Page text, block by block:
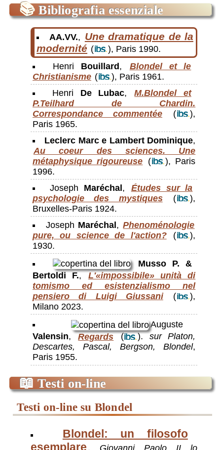
📚Bibliografia essenziale
AA.VV., Une dramatique de la
modernité (
), Paris 1990.
Henri Bouillard,
Blondel et le
Christianisme (
), Paris 1961.
Henri De Lubac, M.Blondel et
P.Teilhard de Chardin.
Correspondance commentée (
),
Paris 1965.
Leclerc Marc e Lambert Dominique,
Au coeur des sciences. Une
métaphysique rigoureuse (
), Paris
1996.
Joseph Maréchal,
Études sur la
psychologie des mystiques (
),
Bruxelles-Paris 1924.
Joseph Maréchal, Phenoménologie
pure, ou science de l'action? (
),
1930.
Musso P. &
Bertoldi F., L'«impossibile» unità di
tomismo ed esistenzialismo nel
pensiero di Luigi Giussani (
),
Milano 2023.
Auguste
Valensin,Regards( ).sur Platon,
Descartes, Pascal, Bergson, Blondel,
Paris 1955.
📖Testi on-line
testi on-line su Blondel
Blondel: un filosofo
esemplare